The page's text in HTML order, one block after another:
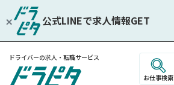
公式LINEで求人情報GET
ドライバーの求人・転職サービス
お仕事検索